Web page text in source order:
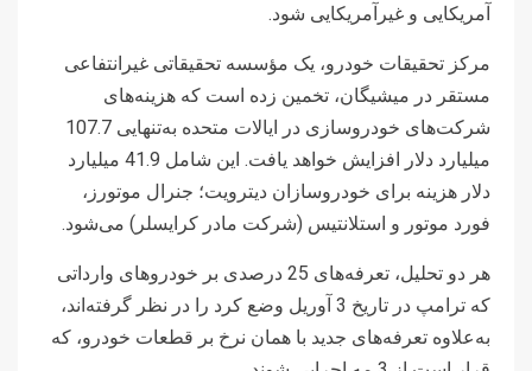
آمریکایی و غیرآمریکایی شود.
مرکز تحقیقات خودرو، یک مؤسسه تحقیقاتی غیرانتفاعی
مستقر در میشیگان، تخمین زده است که هزینه‌های
شرکت‌های خودروسازی در ایالات متحده به‌تنهایی 107.7
میلیارد دلار افزایش خواهد یافت. این شامل 41.9 میلیارد
دلار هزینه برای خودروسازان دیترویت؛ جنرال موتورز،
فورد موتور و استلانتیس (شرکت مادر کرایسلر) می‌شود.
هر دو تحلیل، تعرفه‌های 25 درصدی بر خودروهای وارداتی
که ترامپ در تاریخ 3 آوریل وضع کرد را در نظر گرفته‌اند،
به‌علاوه تعرفه‌های جدید با همان نرخ بر قطعات خودرو، که